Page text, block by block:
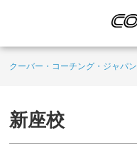
クーバー・コーチング・ジャパン
新座校